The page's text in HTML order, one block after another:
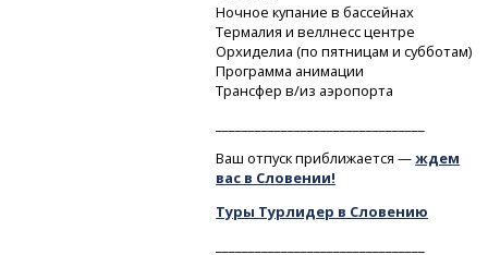
Ночное купание в бассейнах
Термалия и веллнесс центре
Орхиделиа (по пятницам и субботам)
Программа анимации
Трансфер в/из аэропорта
Ваш отпуск приближается —ждем
вас в Словении!
Туры Турлидер в Словению